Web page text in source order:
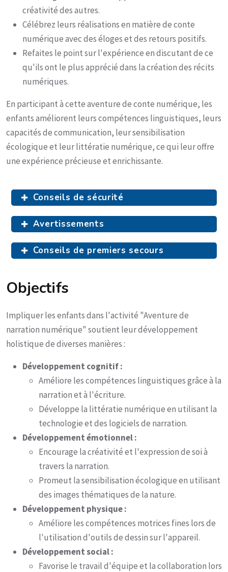
créativité des autres.
Célébrez leurs réalisations en matière de conte
numérique avec des éloges et des retours positifs.
Refaites le point sur l'expérience en discutant de ce
qu'ils ont le plus apprécié dans la création des récits
numériques.
En participant à cette aventure de conte numérique, les
enfants améliorent leurs compétences linguistiques, leurs
capacités de communication, leur sensibilisation
écologique et leur littératie numérique, ce qui leur offre
une expérience précieuse et enrichissante.
Conseils de sécurité
Avertissements
Conseils de premiers secours
Objectifs
Impliquer les enfants dans l'activité "Aventure de
narration numérique" soutient leur développement
holistique de diverses manières :
Développement cognitif :
Améliore les compétences linguistiques grâce à la
narration et à l'écriture.
Développe la littératie numérique en utilisant la
technologie et des logiciels de narration.
Développement émotionnel :
Encourage la créativité et l'expression de soi à
travers la narration.
Promeut la sensibilisation écologique en utilisant
des images thématiques de la nature.
Développement physique :
Améliore les compétences motrices fines lors de
l'utilisation d'outils de dessin sur l'appareil.
Développement social :
Favorise le travail d'équipe et la collaboration lors